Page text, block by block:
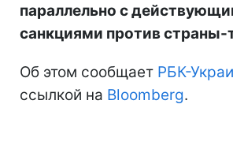
параллельно с
санкциями против страны-
Об этом сообщает РБК-
ссылкой на Bloomberg.